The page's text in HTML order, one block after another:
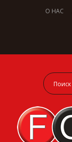
О НАС